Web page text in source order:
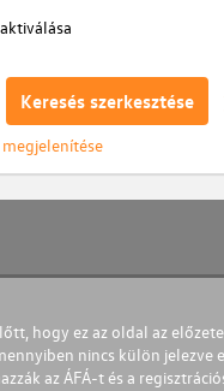
Keresés szerkesztése
hogy ez az oldal az
nincs külön jelezve
az ÁFÁ-t és a